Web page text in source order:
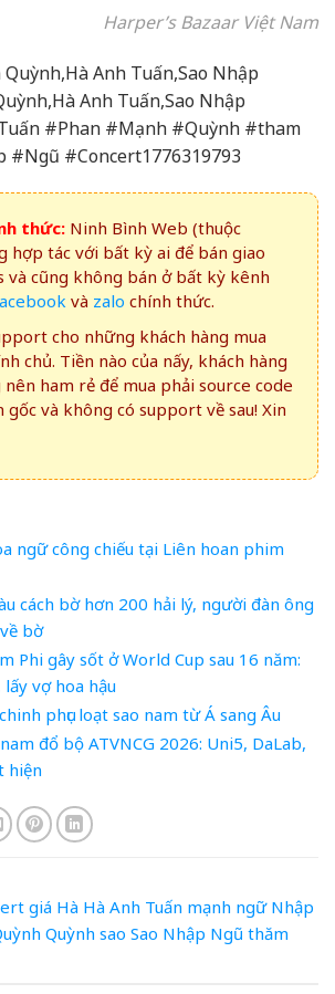
Harper’s Bazaar Việt Nam
Anh Tuấn,Sao Nhập
Anh Tuấn,Sao Nhập
#Phan #Mạnh #Quỳnh #tham
#Ngũ #Concert1776319793
thức: Ninh Bình Web (thuộc
hợp tác với bất kỳ ai để bán giao
và cũng không bán ở bất kỳ kênh
và zalo chính thức.
cho những khách hàng mua
chủ. Tiền nào của nấy, khách hàng
ham rẻ để mua phải source code
và không có support về sau! Xin
ngữ công chiếu tại Liên hoan phim
cách bờ hơn 200 hải lý, người đàn ông
bờ
Phi gây sốt ở World Cup sau 16 năm:
vợ hoa hậu
phục loạt sao nam từ Á sang Âu
đổ bộ ATVNCG 2026: Uni5, DaLab,
hiện
giá Hà Hà Anh Tuấn mạnh ngữ Nhập
Quỳnh sao Sao Nhập Ngũ thăm